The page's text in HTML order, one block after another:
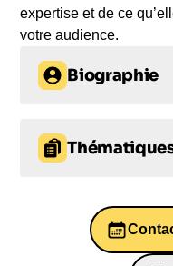
expertise et de ce
votre audience.
Biographie
leadership reconnu
de la Judge
le prix Thinkers50
qu'une
des 50 penseurs en
Créativité